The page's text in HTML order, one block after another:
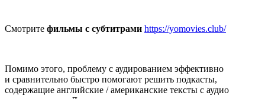
Смотрите фильмы с субтитрами https://yomovies.club/
Помимо этого, проблему с аудированием эффективно
и сравнительно быстро помогают решить подкасты,
содержащие английские / американские тексты с аудио